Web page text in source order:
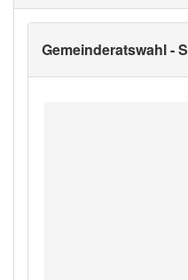
Gemeinderatswahl -